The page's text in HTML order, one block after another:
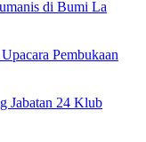
di Bumi La
Pembukaan
Jabatan 24 Klub